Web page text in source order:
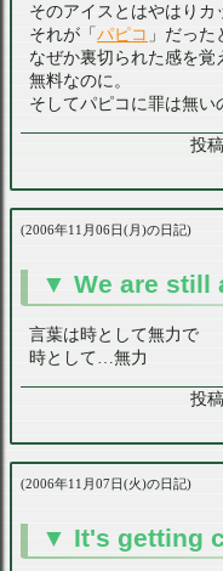
そのアイスとはやはりカ
それが「 パピコ 」だった
なぜか裏切られた感を覚
無料なのに。
そしてパピコに罪は無い
2006年11月06日(月)の日記
We are still
言葉は時として無力で
時として…無力
2006年11月07日(火)の日記
It's getting